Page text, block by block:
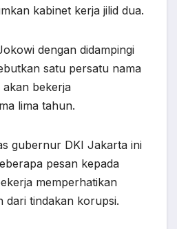
kabinet kerja jilid dua.
dengan didampingi
satu persatu nama
akan bekerja
lima tahun.
gubernur DKI Jakarta ini
pesan kepada
memperhatikan
dari tindakan korupsi.